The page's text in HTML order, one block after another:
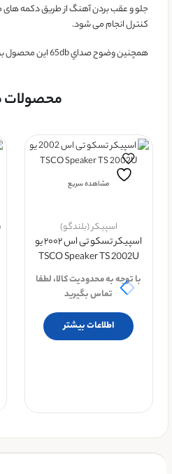
جلو و عقب بردن آهنگ از طریق دکمه های
کنترل انجام می شود.
همچنین وضوح صداي 65db اين محصول برآورده کننده نياز کاربران مي باشد.
محصولات
مشاهده سریع
اسپیکر (بلندگو)
اسپیکر تسکو تی اس ۲۰۰۲ یو
TSCO Speaker TS 2002U
با توجه به محدودیت کالا، لطفا
تماس بگیرید
اطلاعات بیشتر